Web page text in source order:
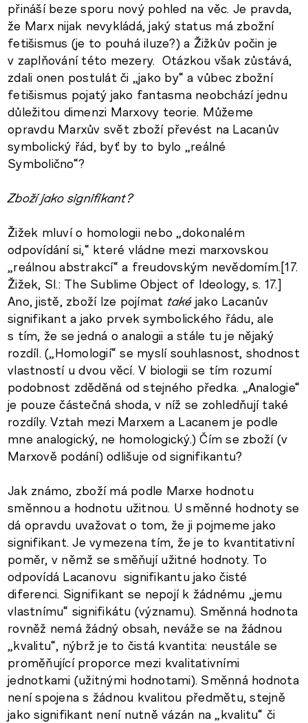
přináší beze sporu nový pohled na věc. Je pravda,
že Marx nijak nevykládá, jaký status má zbožní
fetišismus (je to pouhá iluze?) a Žižkův počin je
v zaplňování této mezery. Otázkou však zůstává,
zdali onen postulát či „jako by“ a vůbec zbožní
fetišismus pojatý jako fantasma neobchází jednu
důležitou dimenzi Marxovy teorie. Můžeme
opravdu Marxův svět zboží převést na Lacanův
symbolický řád, byť by to bylo „reálné
Symbolično“?
Zboží jako signifikant?
Žižek mluví o homologii nebo „dokonalém
odpovídání si,“ které vládne mezi marxovskou
„reálnou abstrakcí“ a freudovským nevědomím.[17.
Žižek, Sl.: The Sublime Object of Ideology, s. 17.]
Ano, jistě, zboží lze pojímat takéjako Lacanův
signifikant a jako prvek symbolického řádu, ale
s tím, že se jedná o analogii a stále tu je nějaký
rozdíl. („Homologií“ se myslí souhlasnost, shodnost
vlastností u dvou věcí. V biologii se tím rozumí
podobnost zděděná od stejného předka. „Analogie“
je pouze částečná shoda, v níž se zohledňují také
rozdíly. Vztah mezi Marxem a Lacanem je podle
mne analogický, ne homologický.) Čím se zboží (v
Marxově podání) odlišuje od signifikantu?
Jak známo, zboží má podle Marxe hodnotu
směnnou a hodnotu užitnou. U směnné hodnoty se
dá opravdu uvažovat o tom, že ji pojmeme jako
signifikant. Je vymezena tím, že je to kvantitativní
poměr, v němž se směňují užitné hodnoty. To
odpovídá Lacanovu signifikantu jako čisté
diferenci. Signifikant se nepojí k žádnému „jemu
vlastnímu“ signifikátu (významu). Směnná hodnota
rovněž nemá žádný obsah, neváže se na žádnou
„kvalitu“, nýbrž je to čistá kvantita: neustále se
proměňující proporce mezi kvalitativními
jednotkami (užitnými hodnotami). Směnná hodnota
není spojena s žádnou kvalitou předmětu, stejně
jako signifikant není nutně vázán na „kvalitu“ či